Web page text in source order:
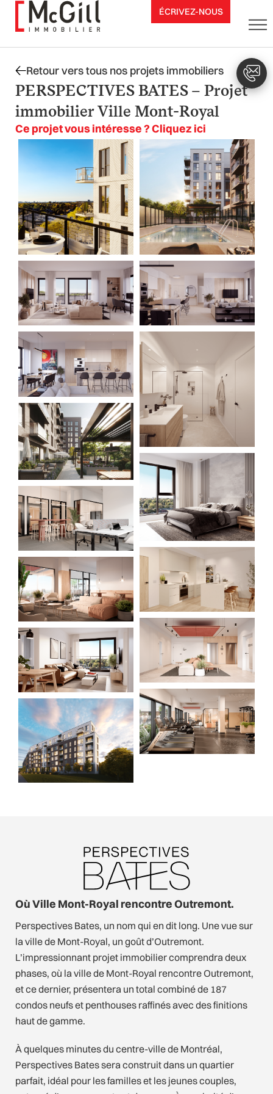
Aller
ÉCRIVEZ-NOUS
Retour vers tous nos projets immobiliers
PERSPECTIVES BATES – Projet
immobilier Ville Mont-Royal
Ce projet vous intéresse ? Cliquez ici
Où Ville Mont-Royal rencontre Outremont.
Perspectives Bates, un nom qui en dit long. Une vue sur
la ville de Mont-Royal, un goût d’Outremont.
L’impressionnant projet immobilier comprendra deux
phases, où la ville de Mont-Royal rencontre Outremont,
et ce dernier, présentera un total combiné de 187
condos neufs et penthouses raffinés avec des finitions
haut de gamme.
À quelques minutes du centre-ville de Montréal,
Perspectives Bates sera construit dans un quartier
parfait, idéal pour les familles et les jeunes couples,